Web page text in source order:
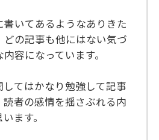
書いてあるようなありきた
どの記事も他にはない気づ
容になっています。
してはかなり勉強して記事
者の感情を揺さぶれる内
ます。